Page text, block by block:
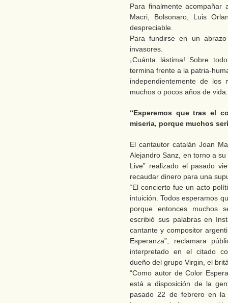
Para finalmente acompañar
Macri, Bolsonaro, Luis
despreciable.
Para fundirse en un
invasores.
¡Cuánta lástima! Sobre
termina frente a la patria-
independientemente de los
muchos o pocos años de vida
“Esperemos que tras el
miseria, porque muchos
El cantautor catalán Joan
Alejandro Sanz, en torno a
Live” realizado el pasado
recaudar dinero para una
“El concierto fue un acto
intuición. Todos esperamos
porque entonces muchos
escribió sus palabras en
cantante y compositor
Esperanza”, reclamara
interpretado en el citado
dueño del grupo Virgin, el
“Como autor de Color
está a disposición de la
pasado 22 de febrero en la